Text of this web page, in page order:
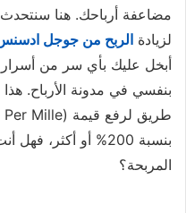
مضاعفة أرباحك. هنا
لزيادة الربح من جوجل
أبخل عليك بأي سر من أسرار
بنفسي في مدونة الأرباح.
بنسبة 200% أو
المربحة؟